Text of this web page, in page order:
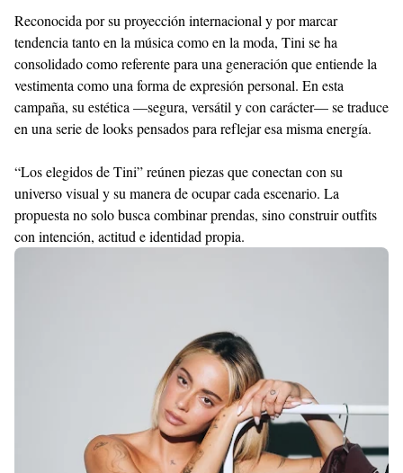
Reconocida por su proyección internacional y por marcar
tendencia tanto en la música como en la moda, Tini se ha
consolidado como referente para una generación que entiende la
vestimenta como una forma de expresión personal. En esta
campaña, su estética —segura, versátil y con carácter— se traduce
en una serie de looks pensados para reflejar esa misma energía.
“Los elegidos de Tini” reúnen piezas que conectan con su
universo visual y su manera de ocupar cada escenario. La
propuesta no solo busca combinar prendas, sino construir outfits
con intención, actitud e identidad propia.